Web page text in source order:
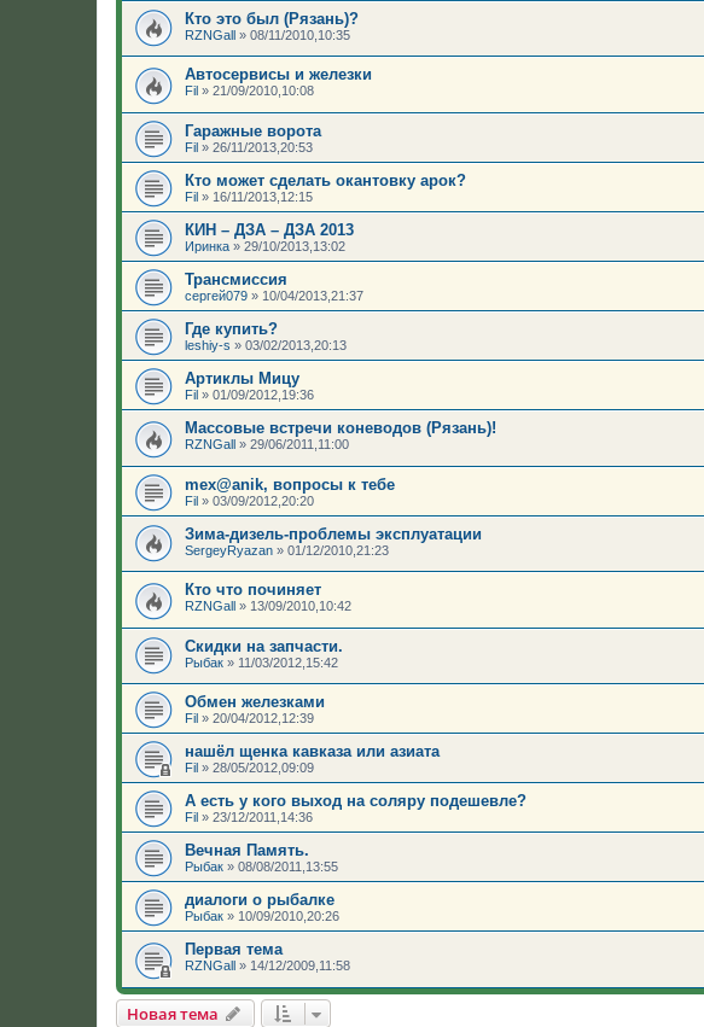
Кто это был (Рязань)?
RZNGall » 08/11/2010,10:35
Автосервисы и железки
Fil » 21/09/2010,10:08
Гаражные ворота
Fil » 26/11/2013,20:53
Кто может сделать окантовку арок?
Fil » 16/11/2013,12:15
КИН – ДЗА – ДЗА 2013
Иринка » 29/10/2013,13:02
Трансмиссия
сергей079 » 10/04/2013,21:37
Где купить?
leshiy-s » 03/02/2013,20:13
Артиклы Мицу
Fil » 01/09/2012,19:36
Массовые встречи коневодов (Рязань)!
RZNGall » 29/06/2011,11:00
mex@anik, вопросы к тебе
Fil » 03/09/2012,20:20
Зима-дизель-проблемы эксплуатации
SergeyRyazan » 01/12/2010,21:23
Кто что починяет
RZNGall » 13/09/2010,10:42
Скидки на запчасти.
Рыбак » 11/03/2012,15:42
Обмен железками
Fil » 20/04/2012,12:39
нашёл щенка кавказа или азиата
Fil » 28/05/2012,09:09
А есть у кого выход на соляру подешевле?
Fil » 23/12/2011,14:36
Вечная Память.
Рыбак » 08/08/2011,13:55
диалоги о рыбалке
Рыбак » 10/09/2010,20:26
Первая тема
RZNGall » 14/12/2009,11:58
Новая тема